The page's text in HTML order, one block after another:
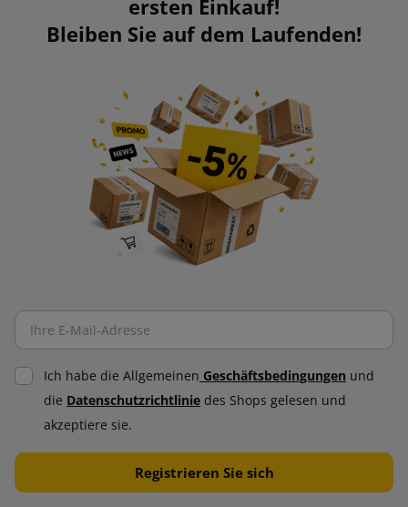
ersten Einkauf!
Bleiben Sie auf dem Laufenden!
Ich habe die Allgemeinen Geschäftsbedingungen und
die Datenschutzrichtlinie des Shops gelesen und
akzeptiere sie.